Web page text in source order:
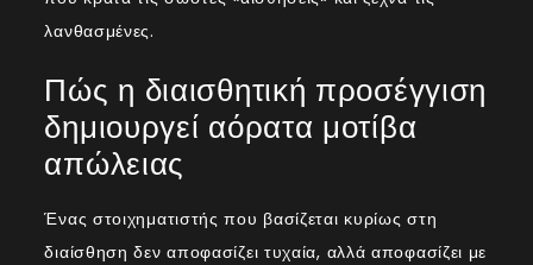
λανθασμένες.
Πώς η διαισθητική προσέγγιση
δημιουργεί αόρατα μοτίβα
απώλειας
Ένας στοιχηματιστής που βασίζεται κυρίως στη
διαίσθηση δεν αποφασίζει τυχαία, αλλά αποφασίζει με